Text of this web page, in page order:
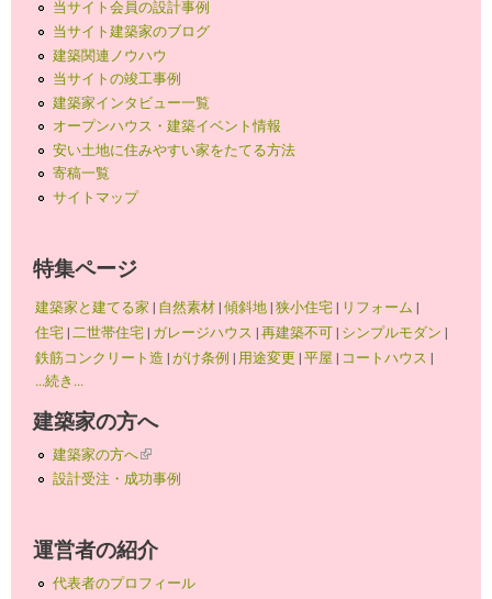
当サイト会員の設計事例
当サイト建築家のブログ
建築関連ノウハウ
当サイトの竣工事例
建築家インタビュー一覧
オープンハウス・建築イベント情報
安い土地に住みやすい家をたてる方法
寄稿一覧
サイトマップ
特集ページ
建築家と建てる家 | 自然素材|傾斜地|狭小住宅| リフォーム |
住宅|二世帯住宅| ガレージハウス |再建築不可| シンプルモダン |
鉄筋コンクリート造 |がけ条例 | 用途変更 |平屋 | コートハウス |
...続き...
建築家の方へ
建築家の方へ(link is external)
設計受注・成功事例
運営者の紹介
代表者のプロフィール